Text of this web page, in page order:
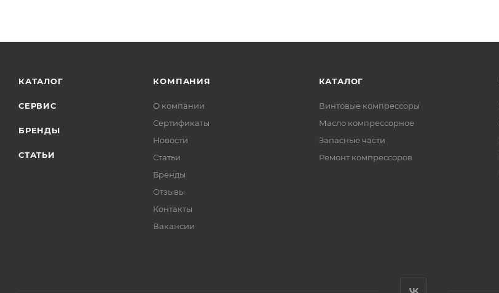
КАТАЛОГ
СЕРВИС
БРЕНДЫ
СТАТЬИ
КОМПАНИЯ
О компании
Сертификаты
Новости
Статьи
Бренды
Отзывы
Контакты
Вакансии
КАТАЛОГ
Винтовые компрессоры
Масло компрессорное
Запасные части
Ремонт компрессоров